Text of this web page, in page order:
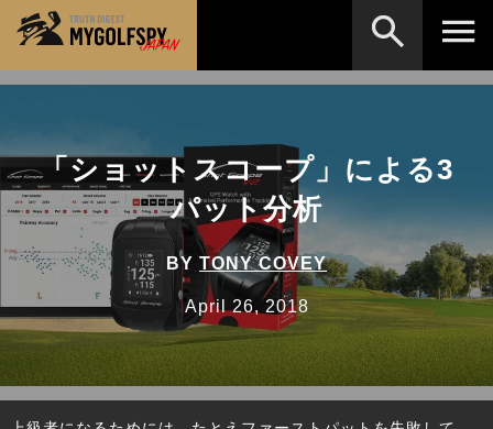
「ショットスコープ」による3
パット分析
BY TONY COVEY
April 26, 2018
NEW RELEASES 新製品情報
HOW TO ゴルフ上達・実践テクニック
LAB テスト・データ検証
Golf News ゴルフニュース
REVIEWS 製品レビュー
DRIVERS
※メーカー名やクラブ名など、検索したい事柄を入
力してください。
検索